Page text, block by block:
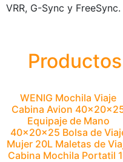
VRR, G-Sync y FreeSync.
WENIG Mochila Viaje
Cabina Avion
Equipaje de Mano
40x20x25 Bolsa de
Mujer 20L Maletas de
Cabina Mochila Portatil